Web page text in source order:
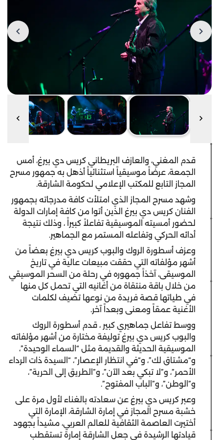
قدم المغني، والعازف البريطاني كريس دي بيرغ، أمس
الجمعة، عرضاً موسيقياً استثنائياً أذهل به جمهور مسرح
المجاز التابع للمكتب الإعلامي لحكومة الشارقة.
وشهد مسرح المجاز الذي امتلأت كافة مدرجاته بجمهور
الفنان كريس دي بيرغ الذين أتوا من كافة إمارات الدولة
لحضور أمسيته الموسيقية تفاعلاً كبيراً ، وذلك نتيجة
أدائه الحركي وتفاعله المستمر مع الجماهير.
وعزف أسطورة الروك والبوب كريس دي بيرغ بعضاً من
أشهر مؤلفاته التي حققت مبيعات عالية في تاريخ
الموسيقى، آخذاً جمهوره في رحلة من السحر الموسيقي
من خلال باقة منتقاة من أغانيه التي تحمل كل منها
في طياتها قصة فريدة من نوعها تضيف لكلمات
الأغنية عمقاً ومعنى وبعداً آخر.
ووسط تفاعل جماهيري كبير ، قدم أسطورة الروك
والبوب كريس دي بيرغ توليفة مختارة من أشهر مؤلفاته
الموسيقية الحديثة والقديمة مثل “السماء الوحيدة”،
و“مشتاق لك”، و“في انتظار الإعصار”، “السيدة ذات الرداء
الأحمر”، و”لا تبكي بعد الآن”، و”الطريق إلى الحرية”،
و”الوطن”، و”الباب المفتوح”.
وعبر كريس دي بيرغ عن سعادته بالغناء لأول مرة على
خشبة مسرح المجاز في إمارة الشارقة، الإمارة التي
أختيرت العاصمة الثقافية للعالم العربي، مشيداً بجهود
قيادتها الرشيدة في جعل الشارقة إمارة تستقطب